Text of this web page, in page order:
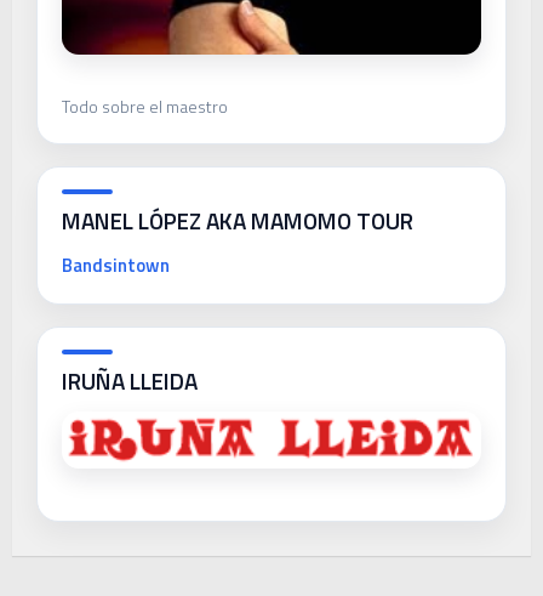
Todo sobre el maestro
MANEL LÓPEZ AKA MAMOMO TOUR
Bandsintown
IRUÑA LLEIDA